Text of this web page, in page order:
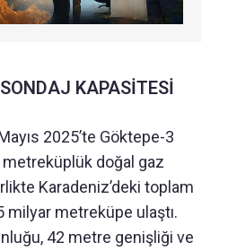
KAPASİTESİ
2025’te Göktepe-3
doğal gaz
Karadeniz’deki toplam
milyar metreküpe ulaştı.
42 metre genişliği ve